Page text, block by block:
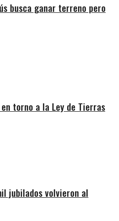
busca ganar terreno pero
torno a la Ley de Tierras
jubilados volvieron al